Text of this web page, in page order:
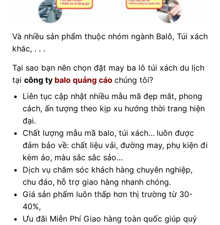
Và nhiều sản phẩm thuộc nhóm ngành Balô, Túi xách
khác, . . .
Tại sao bạn nên chọn đặt may ba lô túi xách du lịch
tại công ty balo quảng cáo chúng tôi?
Liên tục cập nhật nhiều mẫu mã đẹp mắt, phong
cách, ấn tượng theo kịp xu hướng thời trang hiện
đại.
Chất lượng mẫu mã balo, túi xách… luôn được
đảm bảo về: chất liệu vải, đường may, phụ kiện đi
kèm áo, màu sắc sắc sảo…
Dịch vụ chăm sóc khách hàng chuyên nghiệp,
chu đáo, hỗ trợ giao hàng nhanh chóng.
Giá sản phẩm luôn thấp hơn thị trường từ 30-
40%,
Ưu đãi Miễn Phí Giao hàng toàn quốc giúp quý